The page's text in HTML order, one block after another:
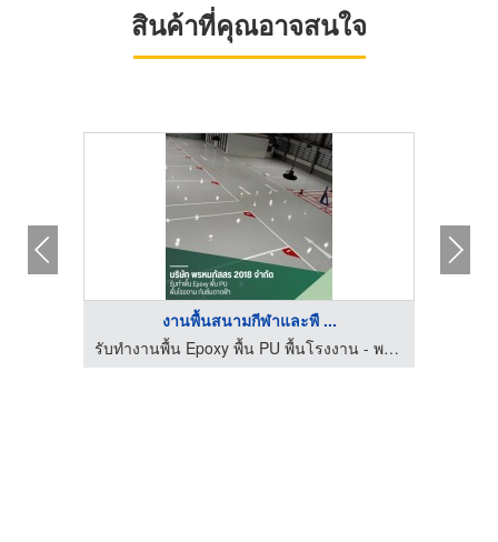
สินค้าที่คุณอาจสนใจ
งานพื้นสนามกีฬาและพื ...
รับทำงานพื้น Epoxy พื้น PU พื้นโรงงาน - พรหมภัสสร 2018